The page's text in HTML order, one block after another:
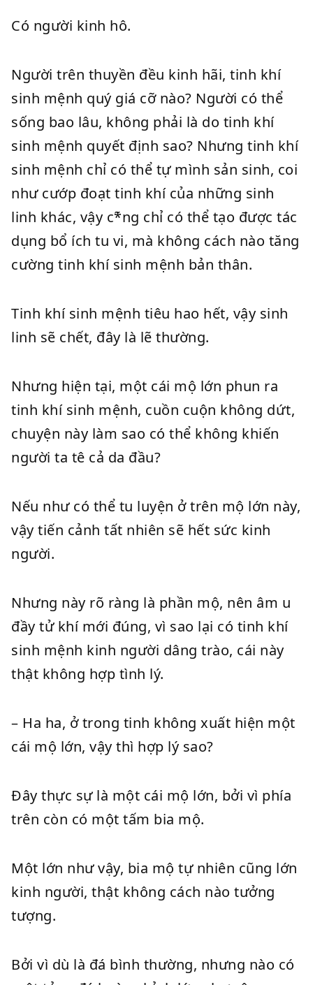
Có người kinh hô.
Người trên thuyền đều kinh hãi, tinh khí
sinh mệnh quý giá cỡ nào? Người có thể
sống bao lâu, không phải là do tinh khí
sinh mệnh quyết định sao? Nhưng tinh khí
sinh mệnh chỉ có thể tự mình sản sinh, coi
như cướp đoạt tinh khí của những sinh
linh khác, vậy c*̃ng chỉ có thể tạo được tác
dụng bổ ích tu vi, mà không cách nào tăng
cường tinh khí sinh mệnh bản thân.
Tinh khí sinh mệnh tiêu hao hết, vậy sinh
linh sẽ chết, đây là lẽ thường.
Nhưng hiện tại, một cái mộ lớn phun ra
tinh khí sinh mệnh, cuồn cuộn không dứt,
chuyện này làm sao có thể không khiến
người ta tê cả da đầu?
Nếu như có thể tu luyện ở trên mộ lớn này,
vậy tiến cảnh tất nhiên sẽ hết sức kinh
người.
Nhưng này rõ ràng là phần mộ, nên âm u
đầy tử khí mới đúng, vì sao lại có tinh khí
sinh mệnh kinh người dâng trào, cái này
thật không hợp tình lý.
– Ha ha, ở trong tinh không xuất hiện một
cái mộ lớn, vậy thì hợp lý sao?
Đây thực sự là một cái mộ lớn, bởi vì phía
trên còn có một tấm bia mộ.
Một lớn như vậy, bia mộ tự nhiên cũng lớn
kinh người, thật không cách nào tưởng
tượng.
Bởi vì dù là đá bình thường, nhưng nào có